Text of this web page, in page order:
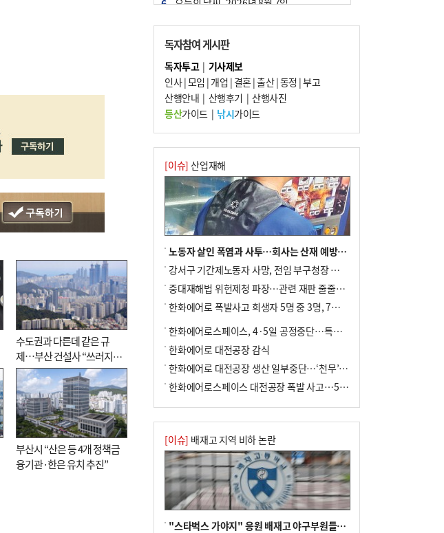
수도권과 다른데 같은 규
제…부산 건설사 “쓰러지기
직전”
부산시 “산은 등 4개 정책금
융기관·한은 유치 추진”
6
오늘의 날씨- 2026년 8월 7일
7
부울경 주말부터 비소식…‘극한 폭염’ 한풀
꺾일 듯
8
피란마을 67년 역사인데…전교생 24명 아
미초 통폐합 기로
9
외국인 선원 ‘인신매매 경유지’ 된 부산…
우려가 현실로
10 교육혁신선도지 공모 코앞인데…구·군 난
색에 교육청 ‘쩔쩔’
독자참여 게시판
독자투고| 기사제보
인사|모임 | 개업 | 결혼|출산|동정 |부고
산행안내 | 산행후기 | 산행사진
등산가이드| 낚시가이드
[이슈] 산업재해
노동자 살인 폭염과 사투…회사는 산재 예방·전기료 절감 전력
강서구 기간제노동자 사망, 전임 부구청장 檢 송치
중대재해법 위헌제청 파장…관련 재판 줄줄이 브레이크
한화에어로 폭발사고 희생자 5명 중 3명, 7일 영면
한화에어로스페이스, 4·5일 공정중단…특별 안전점검
한화에어로 대전공장 감식
한화에어로 대전공장 생산 일부중단…‘천무’ 수출 비상
한화에어로스페이스 대전공장 폭발 사고…5명 사망·2명 부상(종합)
[이슈] 배재고 지역 비하 논란
"스타벅스 가야지" 응원 배재고 야구부원들, 학교서 징계 처분